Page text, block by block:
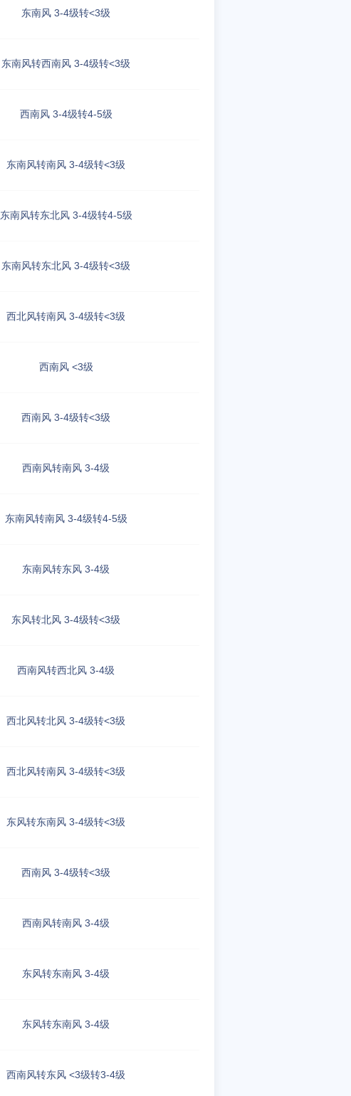
东南风 3-4级转<3级
东南风转西南风 3-4级转<3级
西南风 3-4级转4-5级
东南风转南风 3-4级转<3级
东南风转东北风 3-4级转4-5级
东南风转东北风 3-4级转<3级
西北风转南风 3-4级转<3级
西南风 <3级
西南风 3-4级转<3级
西南风转南风 3-4级
东南风转南风 3-4级转4-5级
东南风转东风 3-4级
东风转北风 3-4级转<3级
西南风转西北风 3-4级
西北风转北风 3-4级转<3级
西北风转南风 3-4级转<3级
东风转东南风 3-4级转<3级
西南风 3-4级转<3级
西南风转南风 3-4级
东风转东南风 3-4级
东风转东南风 3-4级
西南风转东风 <3级转3-4级